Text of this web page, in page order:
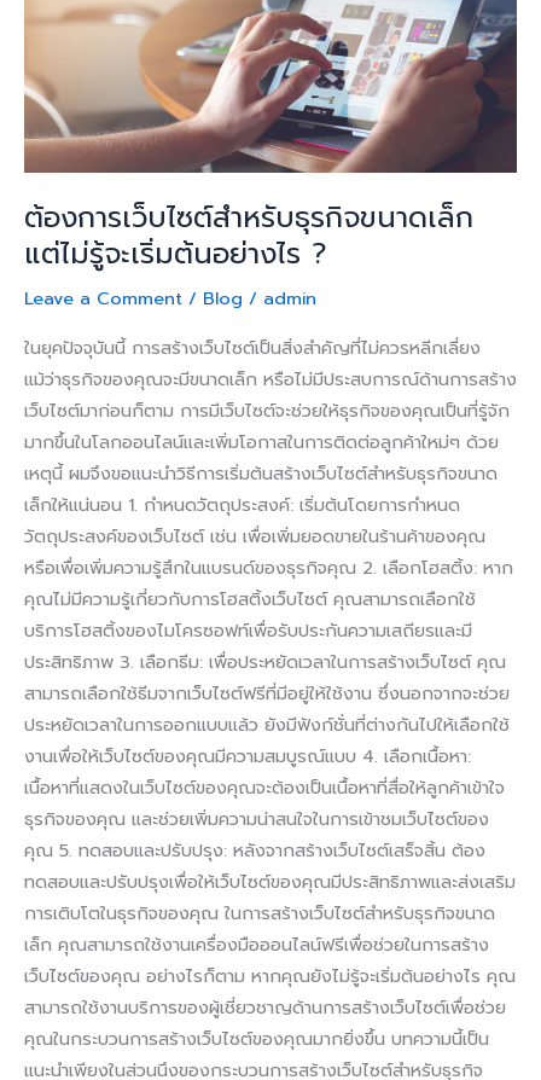
ต้องการเว็บไซต์สำหรับธุรกิจขนาดเล็ก
แต่ไม่รู้จะเริ่มต้นอย่างไร ?
Leave a Comment / Blog / admin
ในยุคปัจจุบันนี้ การสร้างเว็บไซต์เป็นสิ่งสำคัญที่ไม่ควรหลีกเลี่ยง
แม้ว่าธุรกิจของคุณจะมีขนาดเล็ก หรือไม่มีประสบการณ์ด้านการสร้าง
เว็บไซต์มาก่อนก็ตาม การมีเว็บไซต์จะช่วยให้ธุรกิจของคุณเป็นที่รู้จัก
มากขึ้นในโลกออนไลน์และเพิ่มโอกาสในการติดต่อลูกค้าใหม่ๆ ด้วย
เหตุนี้ ผมจึงขอแนะนำวิธีการเริ่มต้นสร้างเว็บไซต์สำหรับธุรกิจขนาด
เล็กให้แน่นอน 1. กำหนดวัตถุประสงค์: เริ่มต้นโดยการกำหนด
วัตถุประสงค์ของเว็บไซต์ เช่น เพื่อเพิ่มยอดขายในร้านค้าของคุณ
หรือเพื่อเพิ่มความรู้สึกในแบรนด์ของธุรกิจคุณ 2. เลือกโฮสติ้ง: หาก
คุณไม่มีความรู้เกี่ยวกับการโฮสติ้งเว็บไซต์ คุณสามารถเลือกใช้
บริการโฮสติ้งของไมโครซอฟท์เพื่อรับประกันความเสถียรและมี
ประสิทธิภาพ 3. เลือกธีม: เพื่อประหยัดเวลาในการสร้างเว็บไซต์ คุณ
สามารถเลือกใช้ธีมจากเว็บไซต์ฟรีที่มีอยู่ให้ใช้งาน ซึ่งนอกจากจะช่วย
ประหยัดเวลาในการออกแบบแล้ว ยังมีฟังก์ชั่นที่ต่างกันไปให้เลือกใช้
งานเพื่อให้เว็บไซต์ของคุณมีความสมบูรณ์แบบ 4. เลือกเนื้อหา:
เนื้อหาที่แสดงในเว็บไซต์ของคุณจะต้องเป็นเนื้อหาที่สื่อให้ลูกค้าเข้าใจ
ธุรกิจของคุณ และช่วยเพิ่มความน่าสนใจในการเข้าชมเว็บไซต์ของ
คุณ 5. ทดสอบและปรับปรุง: หลังจากสร้างเว็บไซต์เสร็จสิ้น ต้อง
ทดสอบและปรับปรุงเพื่อให้เว็บไซต์ของคุณมีประสิทธิภาพและส่งเสริม
การเติบโตในธุรกิจของคุณ ในการสร้างเว็บไซต์สำหรับธุรกิจขนาด
เล็ก คุณสามารถใช้งานเครื่องมือออนไลน์ฟรีเพื่อช่วยในการสร้าง
เว็บไซต์ของคุณ อย่างไรก็ตาม หากคุณยังไม่รู้จะเริ่มต้นอย่างไร คุณ
สามารถใช้งานบริการของผู้เชี่ยวชาญด้านการสร้างเว็บไซต์เพื่อช่วย
คุณในกระบวนการสร้างเว็บไซต์ของคุณมากยิ่งขึ้น บทความนี้เป็น
แนะนำเพียงในส่วนนึงของกระบวนการสร้างเว็บไซต์สำหรับธุรกิจ
เล็ก
ไม่รู้
จะ
เริ่ม
ต้น
อย่างไร
?